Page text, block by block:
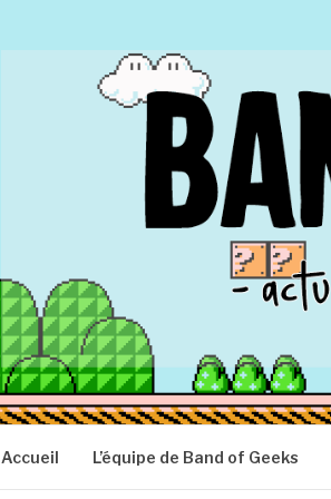
BAND OF
Actu Geek d'hier et d'aujourd'hui
Accueil L’équipe de Band of Geeks